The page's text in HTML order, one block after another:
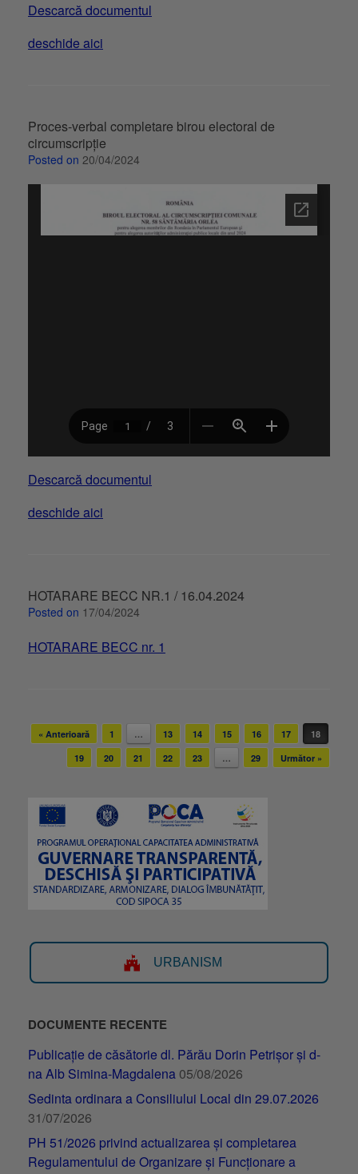
Descarcă documentul
deschide aici
Proces-verbal completare birou electoral de
circumscripție
Posted on 20/04/2024
Descarcă documentul
deschide aici
HOTARARE BECC NR.1 / 16.04.2024
Posted on 17/04/2024
HOTARARE BECC nr. 1
Post navigation
« Anterioară 1 … 13 14 15 16 17
18
19
20 21 22 23 … 29 Următor »
URBANISM
DOCUMENTE RECENTE
Publicație de căsătorie dl. Părău Dorin Petrișor și d-
na Alb Simina-Magdalena 05/08/2026
Sedinta ordinara a Consiliului Local din 29.07.2026
31/07/2026
PH 51/2026 privind actualizarea și completarea
Regulamentului de Organizare și Funcționare a